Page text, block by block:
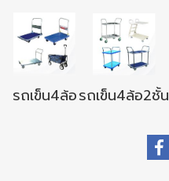
รถเข็น4ล้อรถเข็น4ล้อ2ชั้น